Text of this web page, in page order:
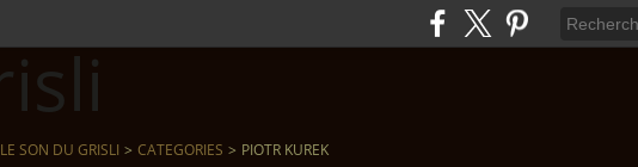
LE SON DU GRISLI > CATEGORIES > PIOTR KUREK